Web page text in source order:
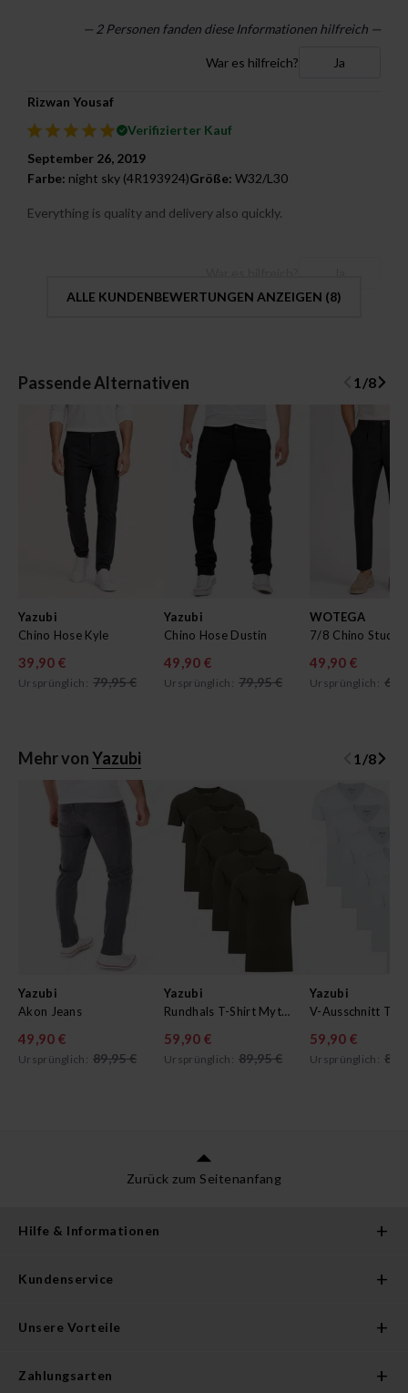
— 2Personen fanden diese Informationen hilfreich —
War es hilfreich? Ja
Rizwan Yousaf
Verifizierter Kauf
September 26, 2019
Farbe: night sky (4R193924)Größe:W32/L30
Everything is quality and delivery also quickly.
ALLE KUNDENBEWERTUNGEN ANZEIGEN (8)
Passende Alternativen 1/8
Yazubi
Chino Hose Kyle
39,90 €
Ursprünglich: 79,95 €
Yazubi
Chino Hose Dustin
49,90 €
Ursprünglich: 79,95 €
WOTEGA
7/8 Chino Studio
49,90 €
Ursprünglich:
Mehr vonYazubi 1 /8
Yazubi
Akon Jeans
49,90 €
Ursprünglich: 89,95 €
Yazubi
Rundhals T-Shirt Mythic im 5er Pack
59,90 €
Ursprünglich: 89,95 €
Yazubi
59,90 €
Ursprünglich:
Zurück zum Seitenanfang
Hilfe & Informationen
Kundenservice
Unsere Vorteile
Zahlungsarten